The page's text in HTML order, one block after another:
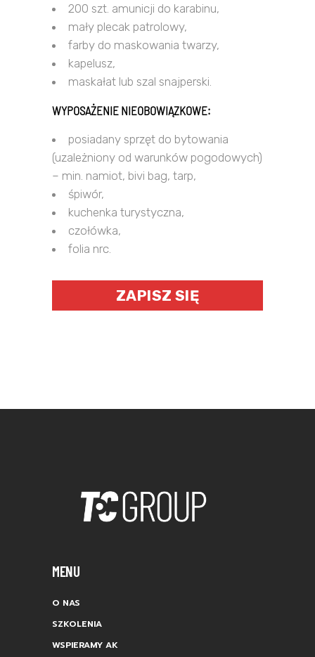
200 szt. amunicji do karabinu,
mały plecak patrolowy,
farby do maskowania twarzy,
kapelusz,
maskałat lub szal snajperski.
WYPOSAŻENIE NIEOBOWIĄZKOWE:
posiadany sprzęt do bytowania
(uzależniony od warunków pogodowych)
– min. namiot, bivi bag, tarp,
śpiwór,
kuchenka turystyczna,
czołówka,
folia nrc.
ZAPISZ SIĘ
MENU
O NAS
SZKOLENIA
WSPIERAMY AK